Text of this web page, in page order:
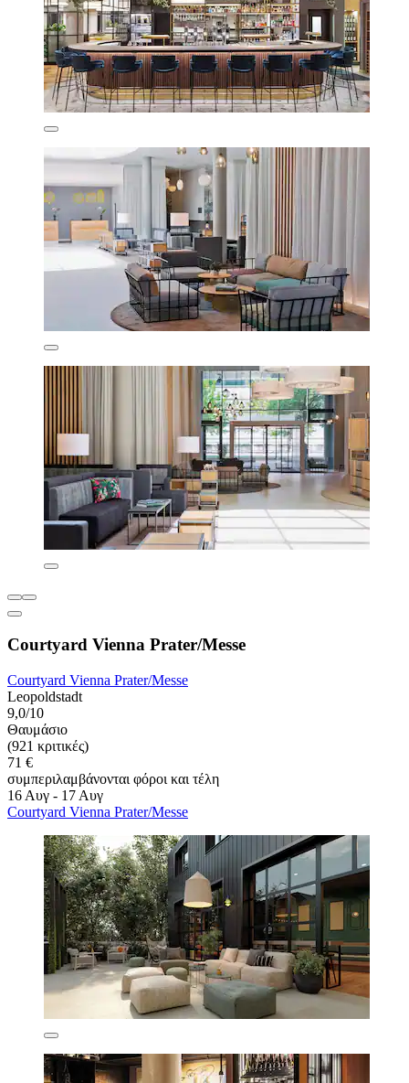
Courtyard Vienna Prater/Messe
Courtyard Vienna Prater/Messe
Leopoldstadt
9,0/10
Θαυμάσιο
(921 κριτικές)
71 €
συμπεριλαμβάνονται φόροι και τέλη
16 Αυγ - 17 Αυγ
Courtyard Vienna Prater/Messe